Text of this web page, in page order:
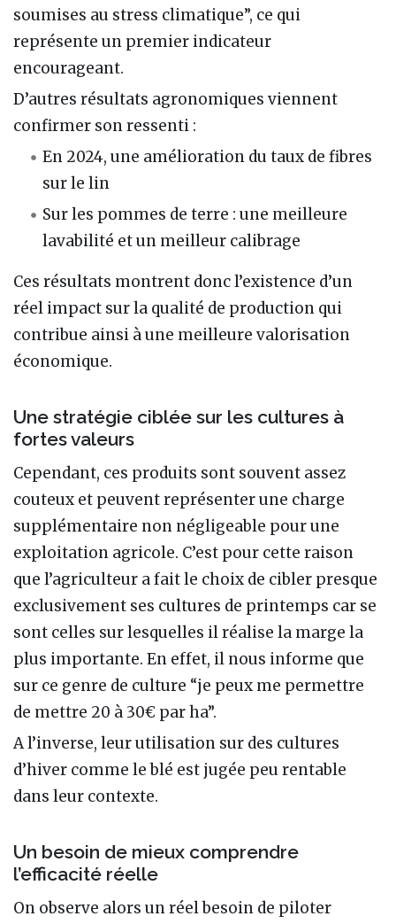
soumises au stress climatique”, ce qui
représente un premier indicateur
encourageant.
D’autres résultats agronomiques viennent
confirmer son ressenti :
En 2024, une amélioration du taux de fibres
sur le lin
Sur les pommes de terre : une meilleure
lavabilité et un meilleur calibrage
Ces résultats montrent donc l’existence d’un
réel impact sur la qualité de production qui
contribue ainsi à une meilleure valorisation
économique.
Une stratégie ciblée sur les cultures à
fortes valeurs
Cependant, ces produits sont souvent assez
couteux et peuvent représenter une charge
supplémentaire non négligeable pour une
exploitation agricole. C’est pour cette raison
que l’agriculteur a fait le choix de cibler presque
exclusivement ses cultures de printemps car se
sont celles sur lesquelles il réalise la marge la
plus importante. En effet, il nous informe que
sur ce genre de culture “je peux me permettre
de mettre 20 à 30€ par ha”.
A l’inverse, leur utilisation sur des cultures
d’hiver comme le blé est jugée peu rentable
dans leur contexte.
Un besoin de mieux comprendre
l’efficacité réelle
On observe alors un réel besoin de piloter